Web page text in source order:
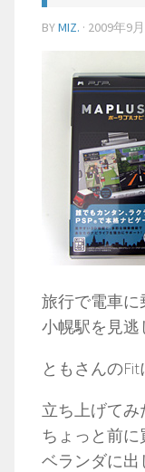
BYMIZ. · 2009年9
旅行で電車に
小幌駅を見逃
ともさんのFit
立ち上げてみ
ちょっと前に
ベランダに出